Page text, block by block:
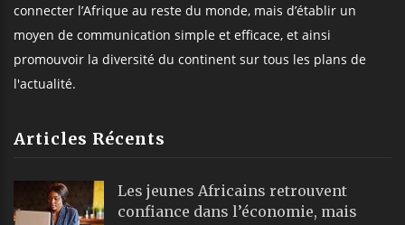
connecter l’Afrique au reste du monde, mais d’établir un
moyen de communication simple et efficace, et ainsi
promouvoir la diversité du continent sur tous les plans de
l'actualité.
Articles Récents
Les jeunes Africains retrouvent
confiance dans l’économie, mais